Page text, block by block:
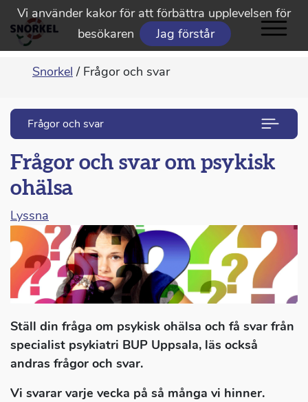
Vi använder kakor för att förbättra upplevelsen för
besökaren
Jag förstår
Snorkel /Frågor och svar
Frågor och svar
Frågor och svar om psykisk
ohälsa
Lyssna
Ställ din fråga om psykisk ohälsa och få svar från
specialist psykiatri BUP Uppsala, läs också
andras frågor och svar.
Vi svarar varje vecka på så många vi hinner.